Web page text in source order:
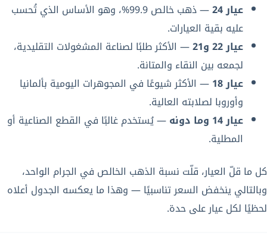
عيار 24
— ذهب خالص 99.9%، وهو الأساس الذي تُحسب
عليه بقية العيارات.
عيار 22 و21
— الأكثر طلبًا لصناعة المشغولات التقليدية،
لجمعه بين النقاء والمتانة.
عيار 18
— الأكثر شيوعًا في المجوهرات اليومية بألمانيا
وأوروبا لصلابته العالية.
عيار 14 وما دونه
— يُستخدم غالبًا في القطع الصناعية أو
المطلية.
كل ما قلّ العيار، قلّت نسبة الذهب الخالص في الجرام الواحد،
وبالتالي ينخفض السعر تناسبيًا — وهذا ما يعكسه الجدول أعلاه
لحظيًا لكل عيار على حدة.